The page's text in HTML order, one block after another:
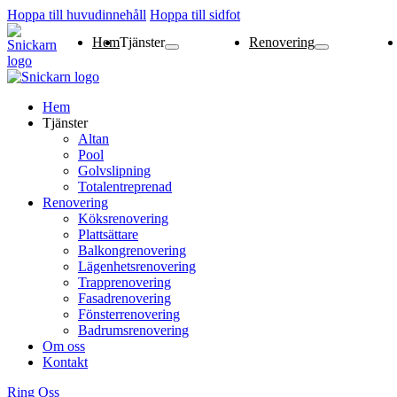
Hoppa till huvudinnehåll Hoppa till sidfot
HemTjänsterAltan
Pool
Golvslipning
Totalentreprenad RenoveringKöksrenovering
Plattsättare
Balkongrenovering
Trapprenovering
Fasadrenovering
Fönsterrenovering
Badrumsrenovering
Hem
Tjänster
Altan
Pool
Golvslipning
Totalentreprenad
Renovering
Köksrenovering
Plattsättare
Balkongrenovering
Lägenhetsrenovering
Trapprenovering
Fasadrenovering
Fönsterrenovering
Badrumsrenovering
Om oss
Kontakt
Ring Oss